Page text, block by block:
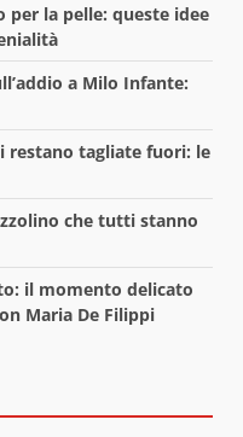
per la pelle: queste idee
a Milo Infante:
restano tagliate fuori: le
che tutti stanno
il momento delicato
Maria De Filippi